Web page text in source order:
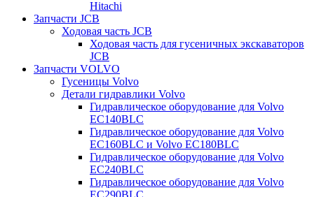
Hitachi
Запчасти JCB
Ходовая часть JCB
Ходовая часть для гусеничных экскаваторов
JCB
Запчасти VOLVO
Гусеницы Volvo
Детали гидравлики Volvo
Гидравлическое оборудование для Volvo
EC140BLC
Гидравлическое оборудование для Volvo
EC160BLC и Volvo EC180BLC
Гидравлическое оборудование для Volvo
EC240BLC
Гидравлическое оборудование для Volvo
EC290BLC